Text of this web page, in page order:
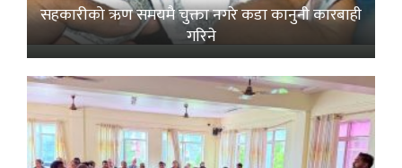
सहकारीको ऋण समयमै चुक्ता नगरे कडा कानुनी कारबाही
गरिने